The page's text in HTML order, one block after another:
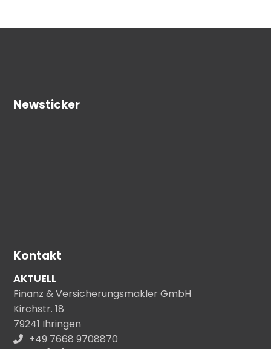
Newsticker
Kontakt
AKTUELL
Finanz & Versicherungsmakler GmbH
Kirchstr. 18
79241 Ihringen
+49 7668 9708870